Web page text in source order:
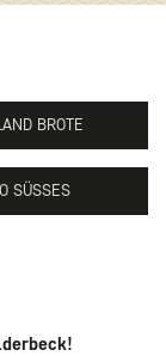
BROTE
SÜSSES